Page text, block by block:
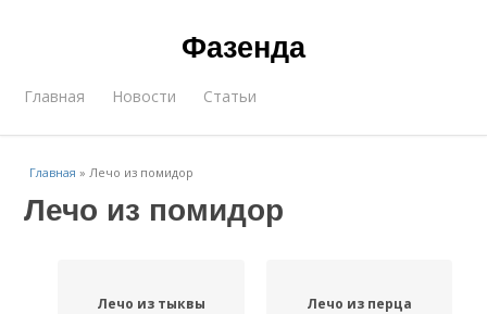
Фазенда
Главная Новости Статьи
Главная »Лечо из помидор
Лечо из помидор
Лечо из тыквы Лечо из перца